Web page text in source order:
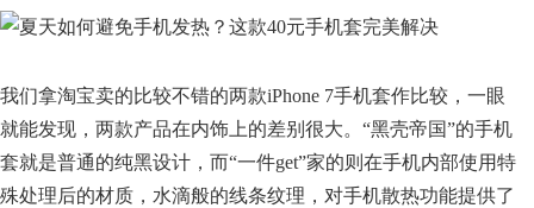
我们拿淘宝卖的比较不错的两款iPhone 7手机套作比较，一眼
就能发现，两款产品在内饰上的差别很大。“黑壳帝国”的手机
套就是普通的纯黑设计，而“一件get”家的则在手机内部使用特
殊处理后的材质，水滴般的线条纹理，对手机散热功能提供了